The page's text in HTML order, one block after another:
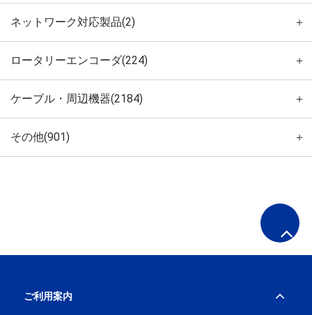
ネットワーク対応製品(2) ＋
ロータリーエンコーダ(224) ＋
ケーブル・周辺機器(2184) ＋
その他(901) ＋
ご利用案内